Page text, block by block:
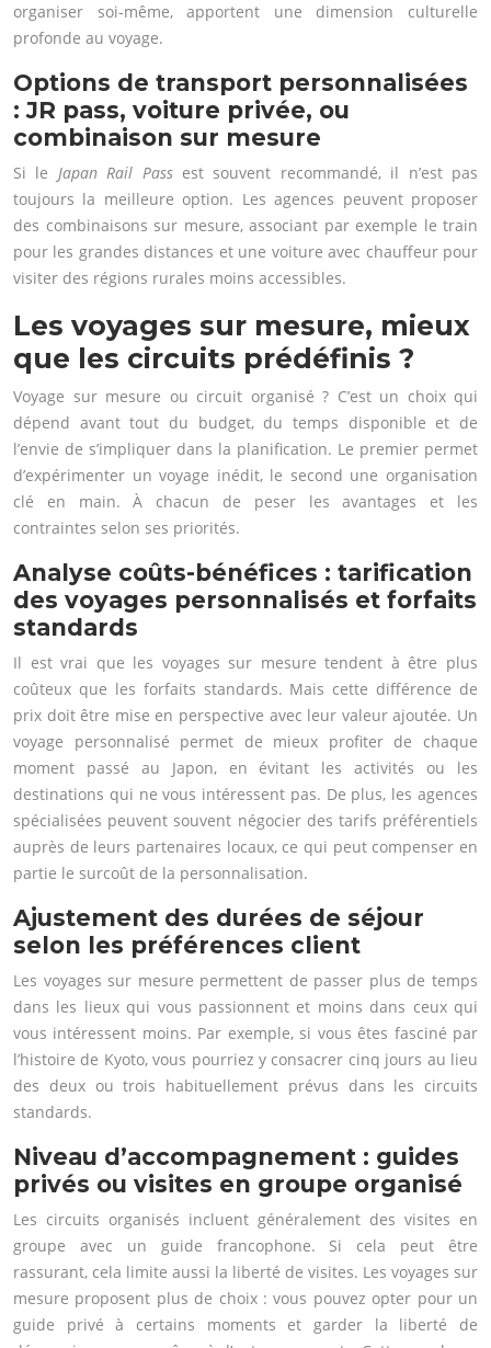
organiser soi-même, apportent une dimension culturelle
profonde au voyage.
Options de transport personnalisées
: JR pass, voiture privée, ou
combinaison sur mesure
Si le Japan Rail Pass est souvent recommandé, il n’est pas
toujours la meilleure option. Les agences peuvent proposer
des combinaisons sur mesure, associant par exemple le train
pour les grandes distances et une voiture avec chauffeur pour
visiter des régions rurales moins accessibles.
Les voyages sur mesure, mieux
que les circuits prédéfinis ?
Voyage sur mesure ou circuit organisé ? C’est un choix qui
dépend avant tout du budget, du temps disponible et de
l’envie de s’impliquer dans la planification. Le premier permet
d’expérimenter un voyage inédit, le second une organisation
clé en main. À chacun de peser les avantages et les
contraintes selon ses priorités.
Analyse coûts-bénéfices : tarification
des voyages personnalisés et forfaits
standards
Il est vrai que les voyages sur mesure tendent à être plus
coûteux que les forfaits standards. Mais cette différence de
prix doit être mise en perspective avec leur valeur ajoutée. Un
voyage personnalisé permet de mieux profiter de chaque
moment passé au Japon, en évitant les activités ou les
destinations qui ne vous intéressent pas. De plus, les agences
spécialisées peuvent souvent négocier des tarifs préférentiels
auprès de leurs partenaires locaux, ce qui peut compenser en
partie le surcoût de la personnalisation.
Ajustement des durées de séjour
selon les préférences client
Les voyages sur mesure permettent de passer plus de temps
dans les lieux qui vous passionnent et moins dans ceux qui
vous intéressent moins. Par exemple, si vous êtes fasciné par
l’histoire de Kyoto, vous pourriez y consacrer cinq jours au lieu
des deux ou trois habituellement prévus dans les circuits
standards.
Niveau d’accompagnement : guides
privés ou visites en groupe organisé
Les circuits organisés incluent généralement des visites en
groupe avec un guide francophone. Si cela peut être
rassurant, cela limite aussi la liberté de visites. Les voyages sur
mesure proposent plus de choix : vous pouvez opter pour un
guide privé à certains moments et garder la liberté de